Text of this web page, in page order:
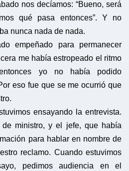
nos decíamos: “Bueno, será
qué pasa entonces”. Y no
nunca nada de nada.
empeñado para permanecer
me había estropeado el ritmo
yo no había podido
eso fue que se me ocurrió que
ensayando la entrevista.
ministro, y el jefe, que había
para hablar en nombre de
reclamo. Cuando estuvimos
pedimos audiencia en el